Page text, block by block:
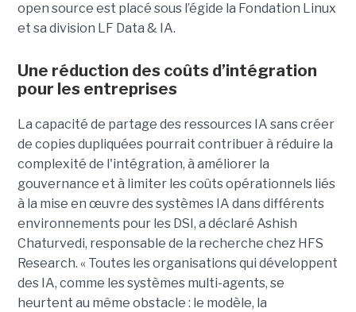
open source est placé sous l’égide la Fondation Linux
et sa division LF Data & IA.
Une réduction des coûts d’intégration
pour les entreprises
La capacité de partage des ressources IA sans créer
de copies dupliquées pourrait contribuer à réduire la
complexité de l'intégration, à améliorer la
gouvernance et à limiter les coûts opérationnels liés
à la mise en œuvre des systèmes IA dans différents
environnements pour les DSI, a déclaré Ashish
Chaturvedi, responsable de la recherche chez HFS
Research. « Toutes les organisations qui développent
des IA, comme les systèmes multi-agents, se
heurtent au même obstacle : le modèle, la